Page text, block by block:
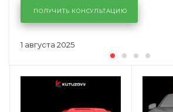
1 августа 2025
ПОЛУЧИТЬ КОНСУЛЬТАЦИЮ